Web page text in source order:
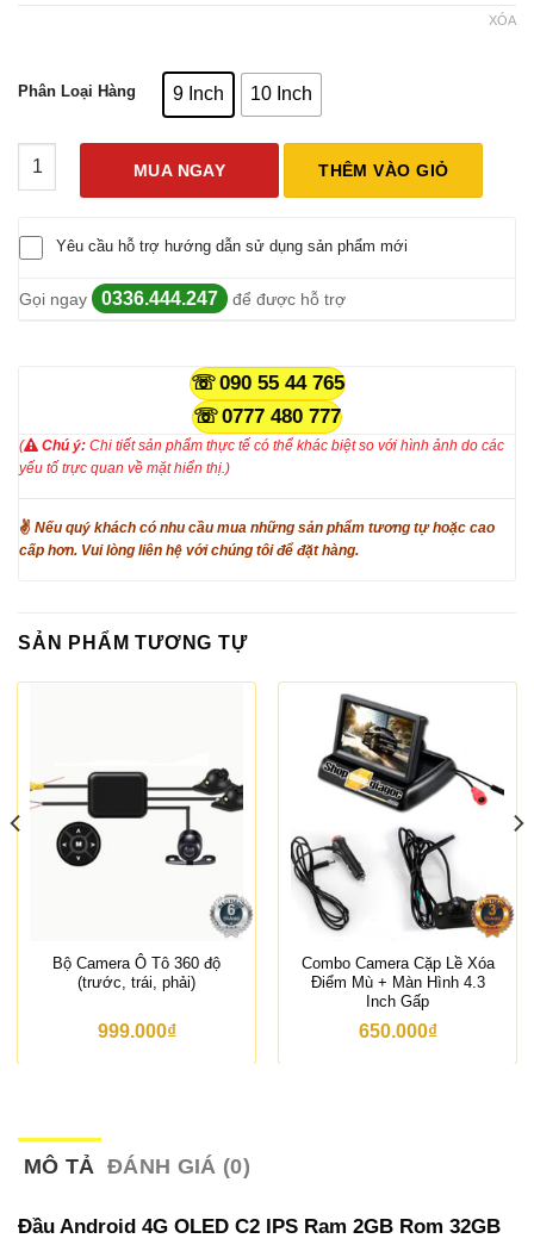
Phân Loại Hàng 9 Inch 10 Inch
XÓA
Đầu Android 4G OLED C2 IPS Ram 2GB Rom 32GB số lượng
MUA NGAY
THÊM VÀO GIỎ
Yêu cầu hỗ trợ hướng dẫn sử dụng sản phẩm mới
Gọi ngay 0336.444.247 để được hỗ trợ
090 55 44 765
0777 480 777
( Chú ý: Chi tiết sản phẩm thực tế có thể khác biệt so với hình ảnh do các
yếu tố trực quan về mặt hiển thị.)
✌ Nếu quý khách có nhu cầu mua những sản phẩm tương tự hoặc cao
cấp hơn. Vui lòng liên hệ với chúng tôi để đặt hàng.
SẢN PHẨM TƯƠNG TỰ
Bộ Camera Ô Tô 360 độ
(trước, trái, phải)
999.000₫
Combo Camera Cặp Lề Xóa
Điểm Mù + Màn Hình 4.3
Inch Gấp
650.000₫
MÔ TẢ ĐÁNH GIÁ (0)
Đầu Android 4G OLED C2 IPS Ram 2GB Rom 32GB